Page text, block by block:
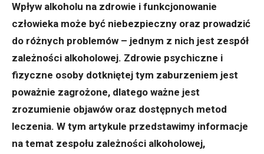
Wpływ alkoholu na zdrowie i funkcjonowanie
człowieka może być niebezpieczny oraz prowadzić
do różnych problemów – jednym z nich jest zespół
zależności alkoholowej. Zdrowie psychiczne i
fizyczne osoby dotkniętej tym zaburzeniem jest
poważnie zagrożone, dlatego ważne jest
zrozumienie objawów oraz dostępnych metod
leczenia. W tym artykule przedstawimy informacje
na temat zespołu zależności alkoholowej,